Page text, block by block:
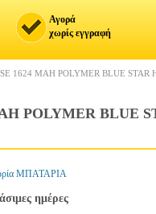
Αγορά
χωρίς εγγραφή
1624 MAH POLYMER BLUE STAR
POLYMER BLUE
ΜΠΑΤΑΡΙΑ
ημέρες